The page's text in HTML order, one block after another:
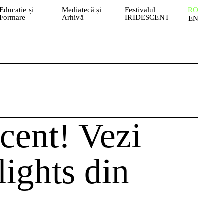
și
Mediatecă și
Arhivă
Festivalul
IRIDESCENT
RO
EN
Vezi
din